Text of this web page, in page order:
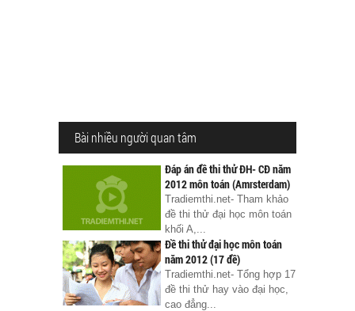
Bài nhiều người quan tâm
Đáp án đề thi thử ĐH- CĐ năm
2012 môn toán (Amrsterdam)
Tradiemthi.net- Tham khảo
đề thi thử đại học môn toán
khối A,...
Đề thi thử đại học môn toán
năm 2012 (17 đề)
Tradiemthi.net- Tổng hợp 17
đề thi thử hay vào đại học,
cao đẳng...